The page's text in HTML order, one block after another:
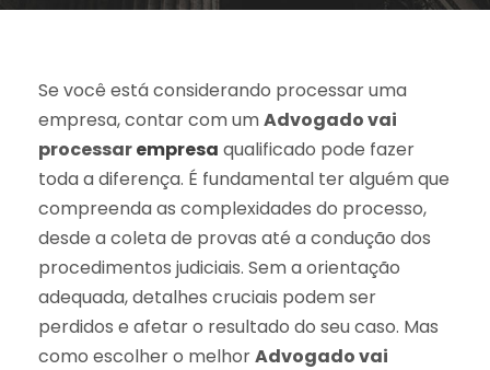
Se você está considerando processar uma
empresa, contar com umAdvogado vai
processarempresa qualificado pode fazer
toda a diferença. É fundamental ter alguém que
compreenda as complexidades do processo,
desde a coleta de provas até a condução dos
procedimentos judiciais. Sem a orientação
adequada, detalhes cruciais podem ser
perdidos e afetar o resultado do seu caso. Mas
como escolher o melhorAdvogado vai